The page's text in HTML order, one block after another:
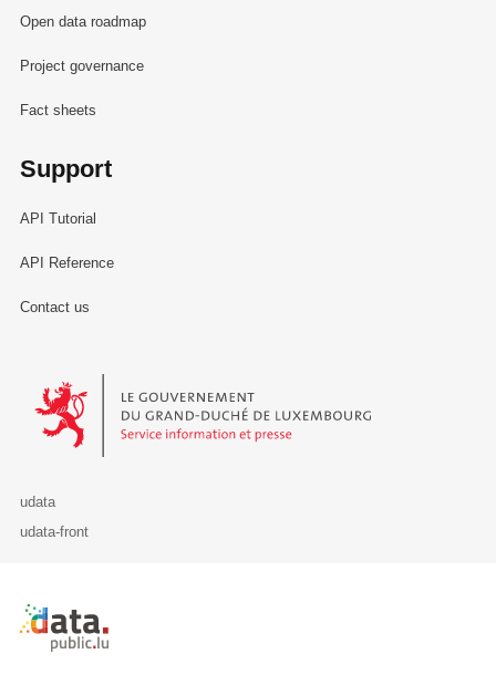
Open data roadmap
Project governance
Fact sheets
Support
API Tutorial
API Reference
Contact us
Le Gouvernement du Grand-Duché de Luxembourg - Service
udata
udata-front
Retour à l'accueil de data.public.lu